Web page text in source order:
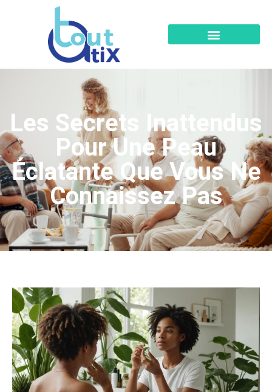
Les Secrets Inattendus
Pour Une Peau
Éclatante Que Vous Ne
Connaissez Pas